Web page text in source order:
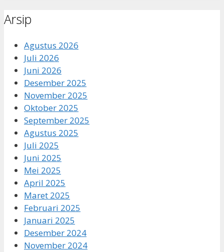
Arsip
Agustus 2026
Juli 2026
Juni 2026
Desember 2025
November 2025
Oktober 2025
September 2025
Agustus 2025
Juli 2025
Juni 2025
Mei 2025
April 2025
Maret 2025
Februari 2025
Januari 2025
Desember 2024
November 2024